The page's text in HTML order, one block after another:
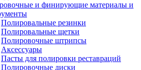
и финирующие материалы и
Полировальные резинки
Полировальные щетки
Полировочные штрипсы
Аксессуары
Пасты для полировки реставраций
Полировочные диски